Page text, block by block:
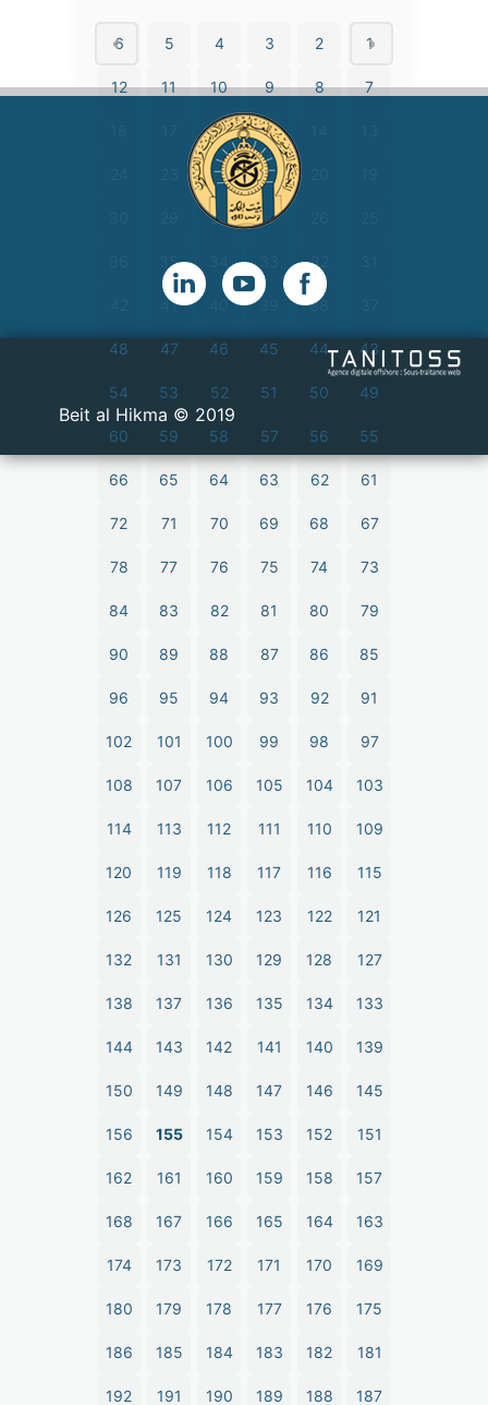
1
2
3
4
5
6
7
8
9
10
11
12
15
16
21
22
27
28
32
35
38
39
40
41
43
44
45
46
47
48
49
50
51
52
53
54
55
56
57
58
59
60
61
62
63
64
65
66
67
68
69
70
71
72
73
74
75
76
77
78
79
80
81
82
83
84
85
86
87
88
89
90
91
92
93
94
95
96
97
98
99
100
101
102
103
104
105
106
107
108
109
110
111
112
113
114
115
116
117
118
119
120
121
122
123
124
125
126
127
128
129
130
131
132
133
134
135
136
137
138
139
140
141
142
143
144
145
146
147
148
149
150
151
152
153
154
155
156
157
158
159
160
161
162
163
164
165
166
167
168
169
170
171
172
173
174
175
176
177
178
179
180
181
182
183
184
185
186
187
188
189
190
191
192
2019 © Beit al Hikma